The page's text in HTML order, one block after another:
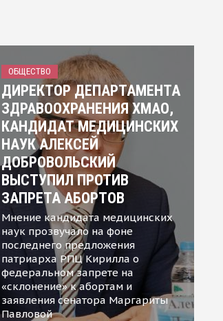
ОБЩЕСТВО
ДИРЕКТОР ДЕПАРТАМЕНТА
ЗДРАВООХРАНЕНИЯ ХМАО,
КАНДИДАТ МЕДИЦИНСКИХ
НАУК АЛЕКСЕЙ
ДОБРОВОЛЬСКИЙ
ВЫСТУПИЛ ПРОТИВ
ЗАПРЕТА АБОРТОВ
Мнение кандидата медицинских
наук прозвучало на фоне
последнего предложения
патриарха РПЦ Кирилла о
федеральном запрете на
«склонение» к абортам и
заявления сенатора Маргариты
Павловой